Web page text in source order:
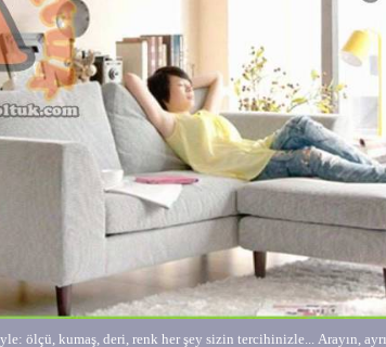
ölçü, kumaş, deri, renk her şey sizin tercihinizle... Arayın,